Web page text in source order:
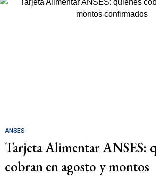
ANSES
Tarjeta Alimentar ANSES:
cobran en agosto y montos